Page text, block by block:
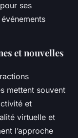
ses
et nouvelles
mettent souvent
et
virtuelle et
l’approche